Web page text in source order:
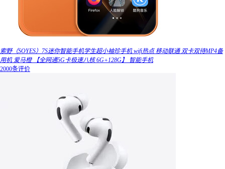
索野（SOYES）7S迷你智能手机学生超小袖珍手机 wifi热点 移动联通 双卡双待MP4备
用机 爱马橙 【全网通5G卡极速八核 6G+128G】 智能手机
2000条评价